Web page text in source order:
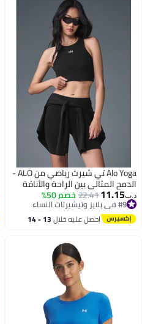
2
Alo Yoga تي شيرت رياضي من ALO -
الدمج المثالي بين الراحة والأناقة
د.ب‏11.15
22.41خصم 50%
#9 في بلايز وتيشيرتات النساء
#9 في بلايز وتيشيرتات النساء احصل عليه خلال 13 - 14